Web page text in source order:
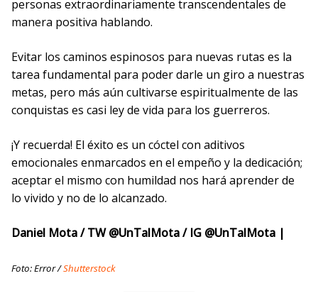
personas extraordinariamente transcendentales de
manera positiva hablando.
Evitar los caminos espinosos para nuevas rutas es la
tarea fundamental para poder darle un giro a nuestras
metas, pero más aún cultivarse espiritualmente de las
conquistas es casi ley de vida para los guerreros.
¡Y recuerda! El éxito es un cóctel con aditivos
emocionales enmarcados en el empeño y la dedicación;
aceptar el mismo con humildad nos hará aprender de
lo vivido y no de lo alcanzado.
Daniel Mota / TW @UnTalMota / IG @UnTalMota |
Foto: Error /Shutterstock